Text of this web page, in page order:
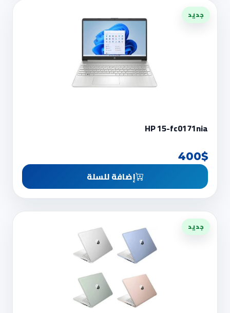
جديد
HP 15-fc0171nia
400$
إضافة للسلة
جديد